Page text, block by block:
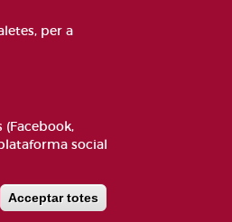
GLOSSARI
per a
social
Acceptar totes